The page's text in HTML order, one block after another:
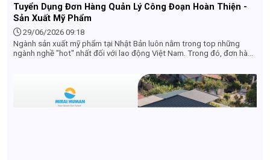
Tuyển Dụng Đơn Hàng Quản Lý Công Đoạn Hoàn Thiện -
Sản Xuất Mỹ Phẩm
29/06/2026 09:18
Ngành sản xuất mỹ phẩm tại Nhật Bản luôn nằm trong top những
ngành nghề "hot" nhất đối với lao động Việt Nam. Trong đó, đơn hàng
trường làm việc sạch sẽ, công việc không quá nặng nhọc và cơ hội
với mức lương hấp dẫn, hãy cùng tìm hiểu chi tiết về đơn hàng này
qua bài viết dưới đây.